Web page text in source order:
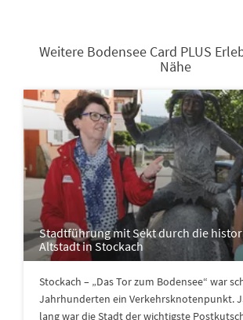
Weitere Bodensee Card PLUS
Nähe
Stadtführung mit Sekt durch die
Altstadt in Stockach
Stockach – „Das Tor zum Bodensee“ war
Jahrhunderten ein Verkehrsknotenpunkt.
lang war die Stadt der wichtigste